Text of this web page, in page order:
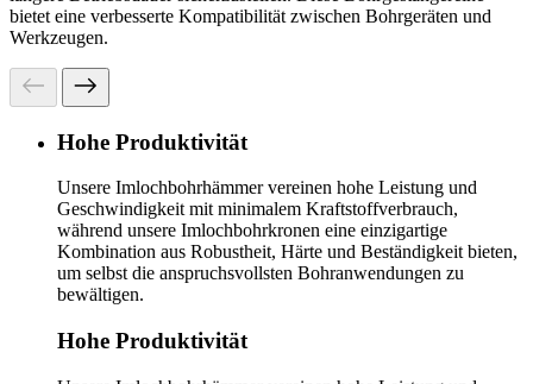
bietet eine verbesserte Kompatibilität zwischen Bohrgeräten und
Werkzeugen.
Hohe Produktivität
Unsere Imlochbohrhämmer vereinen hohe Leistung und
Geschwindigkeit mit minimalem Kraftstoffverbrauch,
während unsere Imlochbohrkronen eine einzigartige
Kombination aus Robustheit, Härte und Beständigkeit bieten,
um selbst die anspruchsvollsten Bohranwendungen zu
bewältigen.
Hohe Produktivität